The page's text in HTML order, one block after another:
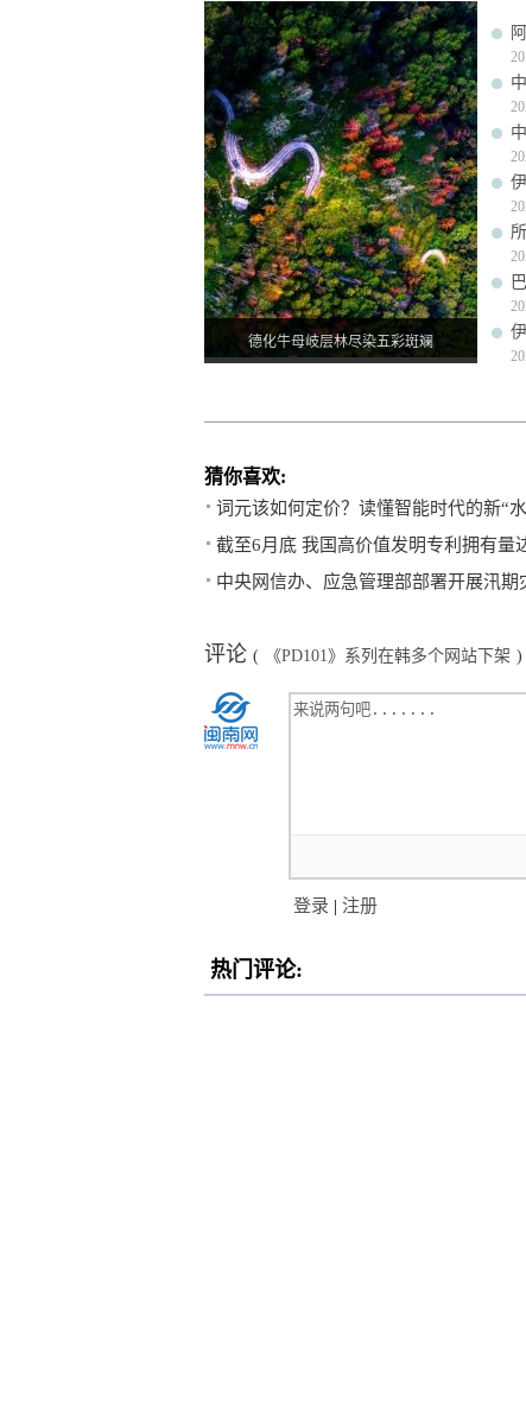
德化牛母岐层林尽染五彩斑斓
猜你喜欢:
词元该如何定价？读懂智能时代的新“
截至6月底 我国高价值发明专利拥有量
中央网信办、应急管理部部署开展汛
评论 ( 《PD101》系列在韩多个网站下架 )
登录 | 注册
热门评论: